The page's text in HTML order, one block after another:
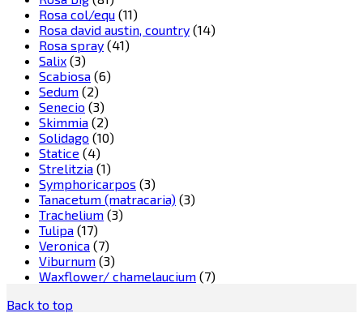
Rosa col/equ (11)
Rosa david austin, country (14)
Rosa spray (41)
Salix (3)
Scabiosa (6)
Sedum (2)
Senecio (3)
Skimmia (2)
Solidago (10)
Statice (4)
Strelitzia (1)
Symphoricarpos (3)
Tanacetum (matracaria) (3)
Trachelium (3)
Tulipa (17)
Veronica (7)
Viburnum (3)
Waxflower/ chamelaucium (7)
Back to top